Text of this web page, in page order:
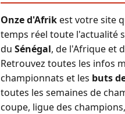
Onze d'Afrikest votre site
temps réel toute l'actualité
du Sénégal, de l'Afrique et
Retrouvez toutes les infos
championnats et les buts
toutes les semaines de
coupe, ligue des